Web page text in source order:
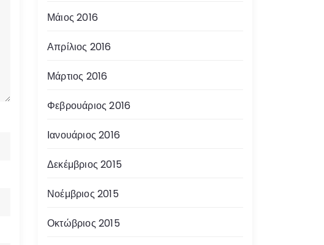
Μάιος 2016
Απρίλιος 2016
Μάρτιος 2016
Φεβρουάριος 2016
Ιανουάριος 2016
Δεκέμβριος 2015
Νοέμβριος 2015
Οκτώβριος 2015